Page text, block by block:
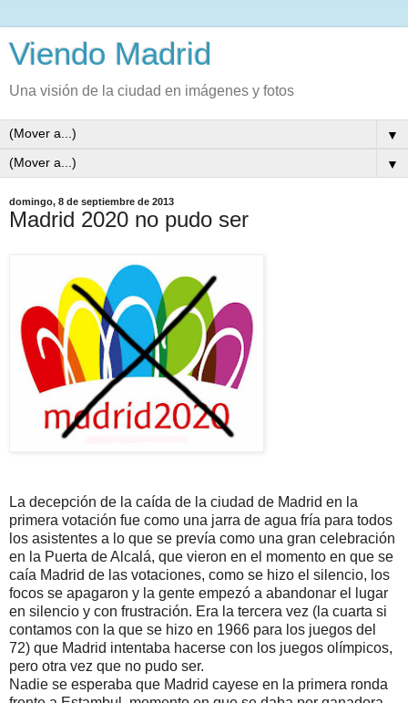
Viendo Madrid
Una visión de la ciudad en imágenes y fotos
▼
▼
domingo, 8 de septiembre de 2013
Madrid 2020 no pudo ser
La decepción de la caída de la ciudad de Madrid en la
primera votación fue como una jarra de agua fría para todos
los asistentes a lo que se prevía como una gran celebración
en la Puerta de Alcalá, que vieron en el momento en que se
caía Madrid de las votaciones, como se hizo el silencio, los
focos se apagaron y la gente empezó a abandonar el lugar
en silencio y con frustración. Era la tercera vez (la cuarta si
contamos con la que se hizo en 1966 para los juegos del
72) que Madrid intentaba hacerse con los juegos olímpicos,
pero otra vez que no pudo ser.
Nadie se esperaba que Madrid cayese en la primera ronda